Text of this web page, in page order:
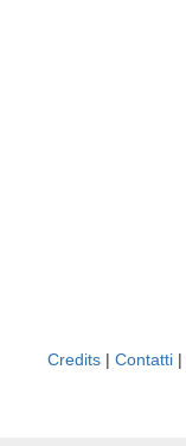
Credits | Contatti |